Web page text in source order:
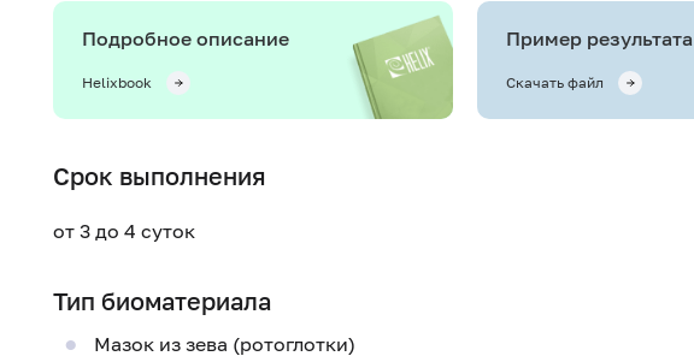
Подробное описание
Helixbook
Пример результата
Скачать файл
Срок выполнения
от 3 до 4 суток
Тип биоматериала
Мазок из зева (ротоглотки)